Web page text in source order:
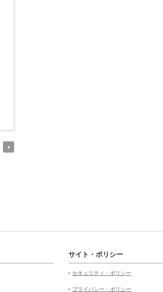
サイト・ポリシー
セキュリティ・ポリシー
プライバシー・ポリシー